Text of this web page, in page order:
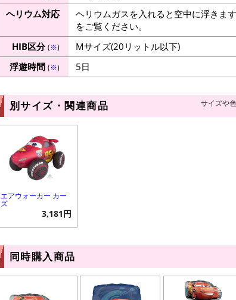
ヘリウム対応
ヘリウムガスを入れると空中に浮きま
をご覧ください。
HIB区分(※)
Mサイズ(20リットル以下)
浮遊時間 (※) 5日
別サイズ・関連商品 サイズや
エアウォーカー カー
ズ
3,181円
同時購入商品